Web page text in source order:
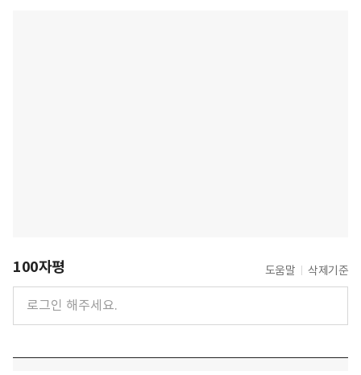
100자평 도움말 삭제기준